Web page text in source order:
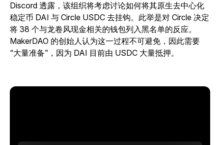
Discord 透露，该组织将考虑讨论如何将其原生去中心化
稳定币 DAI 与 Circle USDC 去挂钩。此举是对 Circle 决定
将 38 个与龙卷风现金相关的钱包列入黑名单的反应。
MakerDAO 的创始人认为这一过程不可避免，因此需要
“大量准备”，因为 DAI 目前由 USDC 大量抵押。